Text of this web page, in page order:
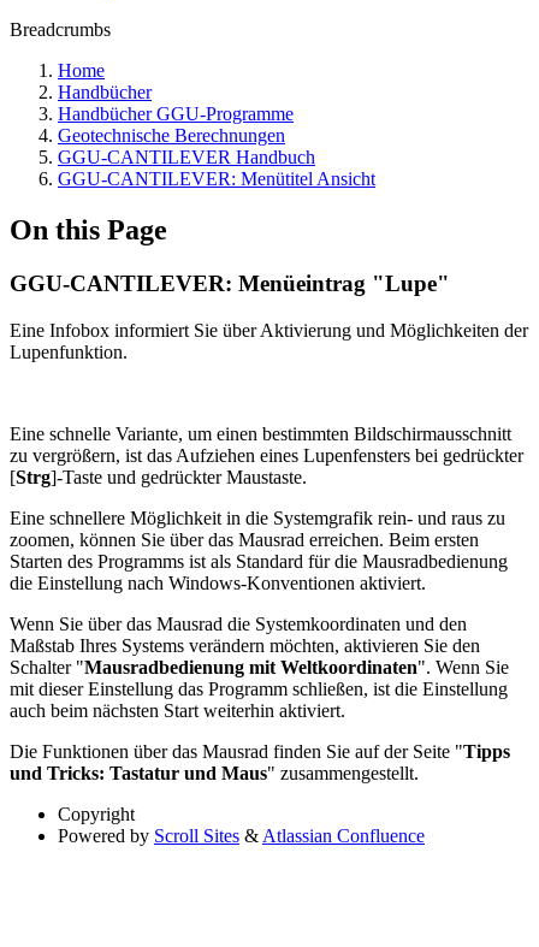
Breadcrumbs
Home
Handbücher
Handbücher GGU-Programme
Geotechnische Berechnungen
GGU-CANTILEVER Handbuch
GGU-CANTILEVER: Menütitel Ansicht
On this Page
GGU-CANTILEVER: Menüeintrag "Lupe"
Eine Infobox informiert Sie über Aktivierung und Möglichkeiten der
Lupenfunktion.
Eine schnelle Variante, um einen bestimmten Bildschirmausschnitt
zu vergrößern, ist das Aufziehen eines Lupenfensters bei gedrückter
[Strg]-Taste und gedrückter Maustaste.
Eine schnellere Möglichkeit in die Systemgrafik rein- und raus zu
zoomen, können Sie über das Mausrad erreichen. Beim ersten
Starten des Programms ist als Standard für die Mausradbedienung
die Einstellung nach Windows-Konventionen aktiviert.
Wenn Sie über das Mausrad die Systemkoordinaten und den
Maßstab Ihres Systems verändern möchten, aktivieren Sie den
Schalter "Mausradbedienung mit Weltkoordinaten". Wenn Sie
mit dieser Einstellung das Programm schließen, ist die Einstellung
auch beim nächsten Start weiterhin aktiviert.
Die Funktionen über das Mausrad finden Sie auf der Seite "Tipps
und Tricks: Tastatur und Maus" zusammengestellt.
Copyright
Powered by Scroll Sites & Atlassian Confluence